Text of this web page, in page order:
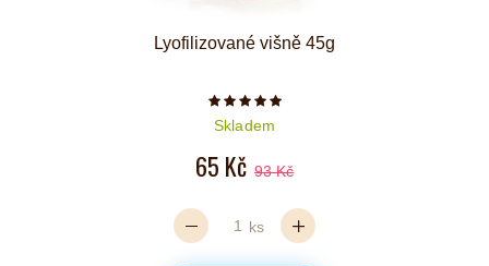
Lyofilizované višně 45g
Počet hvězdiček je 5 z 5
Skladem
65 Kč 93 Kč
ks